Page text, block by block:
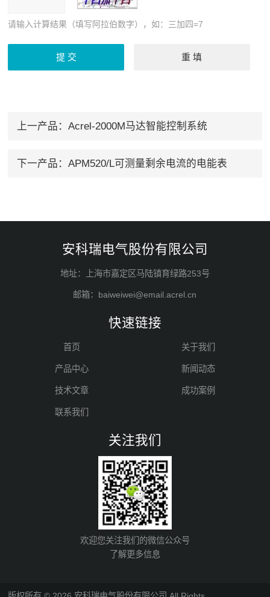
请输入计算结果（填写阿拉伯数字），如：三加四=7
上一产品： Acrel-2000M马达智能控制系统
下一产品： APM520/L可测量剩余电流的电能表
安科瑞电气股份有限公司
地址：上海市嘉定区马陆镇育绿路253号
邮箱：baiweiwei@email.acrel.cn
快速链接
首页 关于我们
产品中心 新闻动态
技术文章 成功案例
联系我们
关注我们
欢迎您关注我们的微信公众号
了解更多信息